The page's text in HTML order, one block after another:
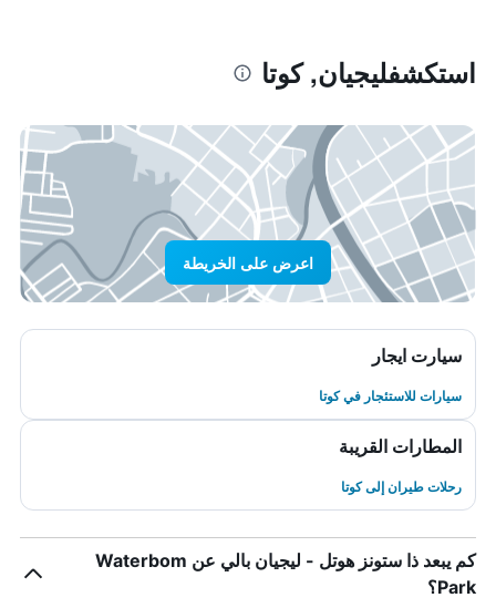
استكشفليجيان, كوتا
اعرض على الخريطة
سيارت ايجار
سيارات للاستئجار في كوتا
المطارات القريبة
رحلات طيران إلى كوتا
كم يبعد ذا ستونز هوتل - ليجيان بالي عن Waterbom
Park؟